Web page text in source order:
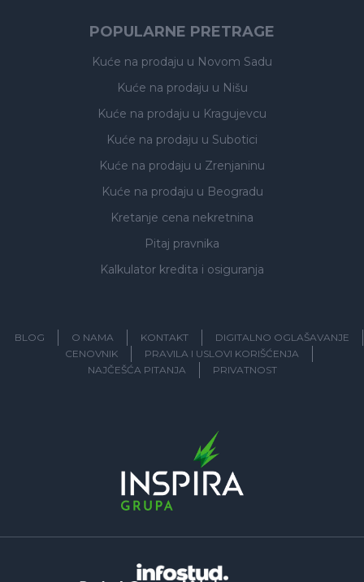
POPULARNE PRETRAGE
Kuće na prodaju u Novom Sadu
Kuće na prodaju u Nišu
Kuće na prodaju u Kragujevcu
Kuće na prodaju u Subotici
Kuće na prodaju u Zrenjaninu
Kuće na prodaju u Beogradu
Kretanje cena nekretnina
Pitaj pravnika
Kalkulator kredita i osiguranja
BLOG O NAMA KONTAKT
DIGITALNO OGLAŠAVANJE
CENOVNIK
PRAVILA I USLOVI KORIŠĆENJA
NAJČEŠĆA PITANJA
PRIVATNOST